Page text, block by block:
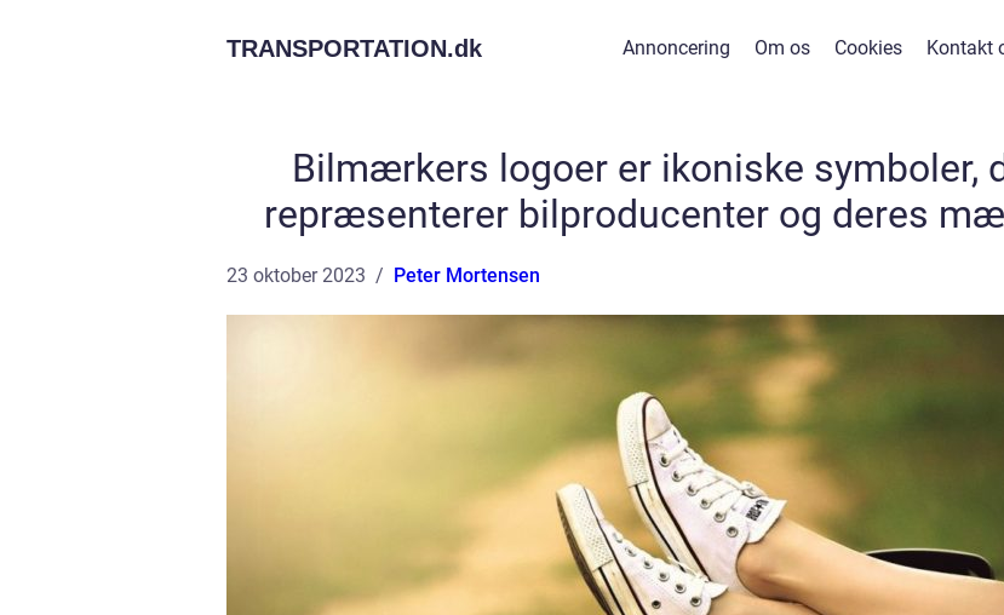
TRANSPORTATION.dk Annoncering Om os Cookies Kontakt
Bilmærkers logoer er ikoniske symboler,
repræsenterer bilproducenter og deres
23 oktober 2023 Peter Mortensen